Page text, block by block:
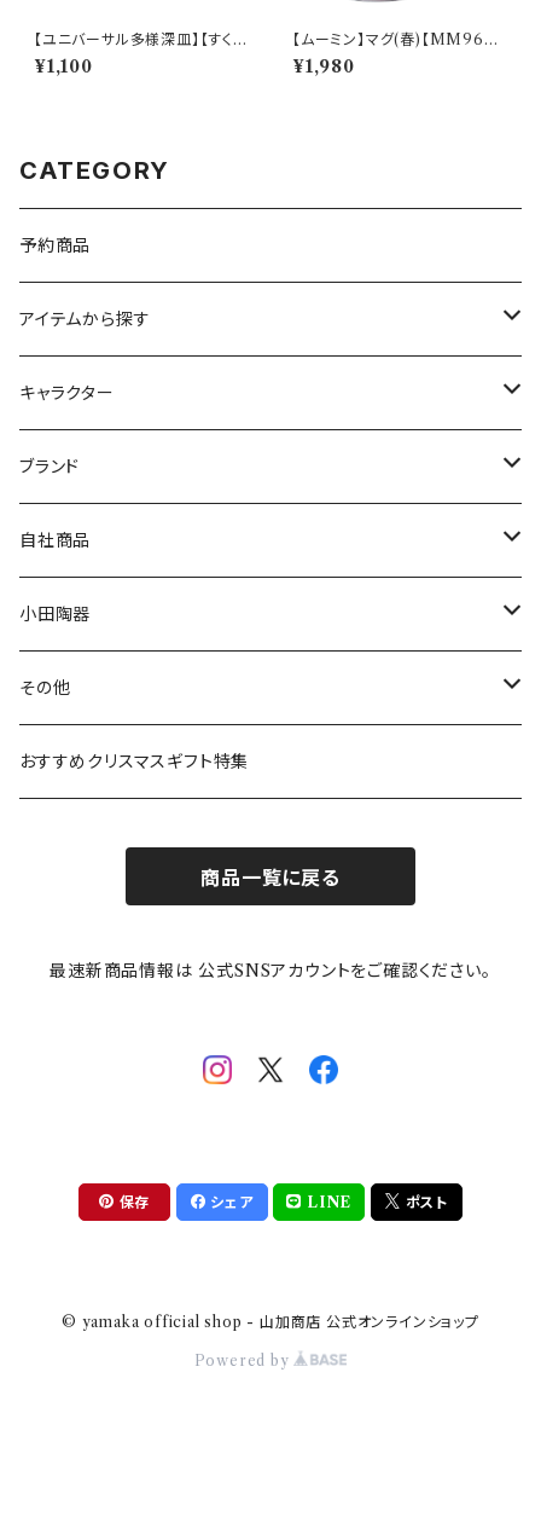
【ユニバーサル多様深皿】【すくい
やすいうつわ】14cm ディーププ
レート（ホワイト）【NB10】
¥1,100
【ムーミン】マグ(春)【MM960
0】MM9601-11
¥1,980
CATEGORY
予約商品
アイテムから探す
九谷焼
マグ＆カップ
プレート
ボウル
ガラスウェア
カトラリー
キャラクター
ムーミン
80th記念アイテム
リトルミイの日記念アイテム
MOOMIN ANIMATION
スヌーピー
ピーターラビット
ポケットモンスター
mofusand（モフサンド）
mofsand×日比谷花壇
ちびまる子ちゃんandクレヨンしんちゃん
ブランド
LA AMYS(エミーズ)
LISA LARSON(リサラーソン)
LAURA ASHLEY(ローラ アシュレイ)
Finlayson(フィンレイソン)
HANAE MORI(ハナエモリ)
THE BEATLES(ザ・ビートルズ)
【山加商店×yaeko】migratory bird
自社商品
ねこ企画
Cecera(セセラ)
CELEC(セレック)
隅切り重箱
HAPPY DINING(ハッピーダイニング)
小田陶器
さざなみ
吉祥
メイメイウェア
SoSo(ソソ）
その他
リサイクル食器
おすすめクリスマスギフト特集
商品一覧に戻る
最速新商品情報は 公式SNSアカウントをご確認ください。
保存 シェア LINE ポスト
© yamaka official shop - 山加商店 公式オンラインショップ
Powered by